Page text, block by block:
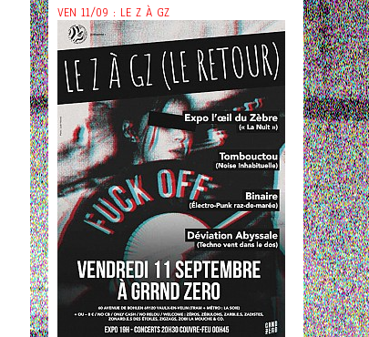
VEN 11/09 : LE Z À GZ